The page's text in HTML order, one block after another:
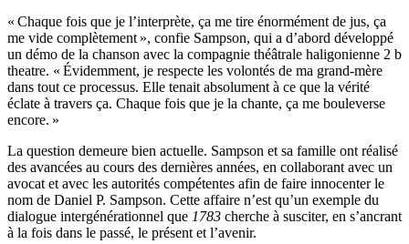
« Chaque fois que je l’interprète, ça me tire énormément de jus, ça
me vide complètement », confie Sampson, qui a d’abord développé
un démo de la chanson avec la compagnie théâtrale haligonienne 2 b
theatre. « Évidemment, je respecte les volontés de ma grand-mère
dans tout ce processus. Elle tenait absolument à ce que la vérité
éclate à travers ça. Chaque fois que je la chante, ça me bouleverse
encore. »
La question demeure bien actuelle. Sampson et sa famille ont réalisé
des avancées au cours des dernières années, en collaborant avec un
avocat et avec les autorités compétentes afin de faire innocenter le
nom de Daniel P. Sampson. Cette affaire n’est qu’un exemple du
dialogue intergénérationnel que 1783 cherche à susciter, en s’ancrant
à la fois dans le passé, le présent et l’avenir.